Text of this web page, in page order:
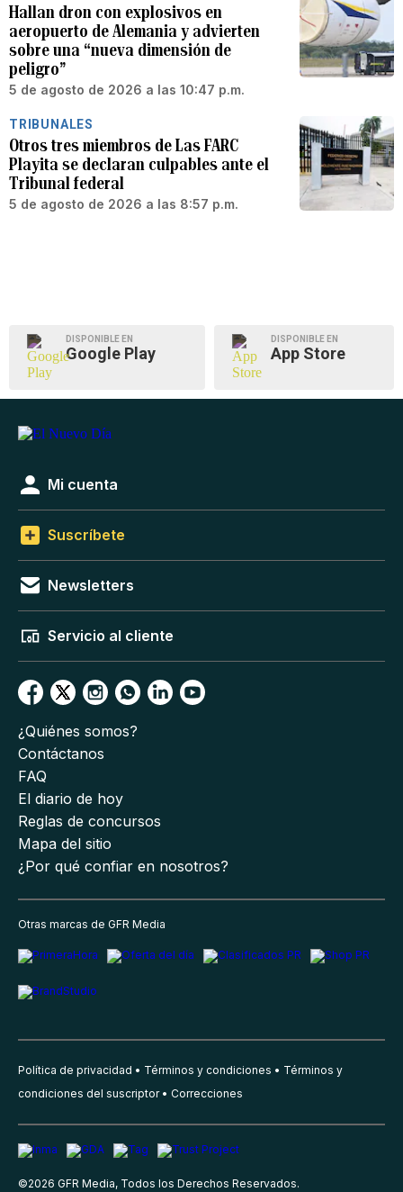
Hallan dron con explosivos en
aeropuerto de Alemania y advierten
sobre una “nueva dimensión de
peligro”
5 de agosto de 2026 a las 10:47 p.m.
TRIBUNALES
Otros tres miembros de Las FARC
Playita se declaran culpables ante el
Tribunal federal
5 de agosto de 2026 a las 8:57 p.m.
DISPONIBLE EN
Google Play
DISPONIBLE EN
App Store
Mi cuenta
Suscríbete
Newsletters
Servicio al cliente
¿Quiénes somos?
Contáctanos
FAQ
El diario de hoy
Reglas de concursos
Mapa del sitio
¿Por qué confiar en nosotros?
Otras marcas de GFR Media
Política de privacidad Términos y condiciones
Términos y
condiciones del suscriptor
Correcciones
©2026 GFR Media, Todos los Derechos Reservados.